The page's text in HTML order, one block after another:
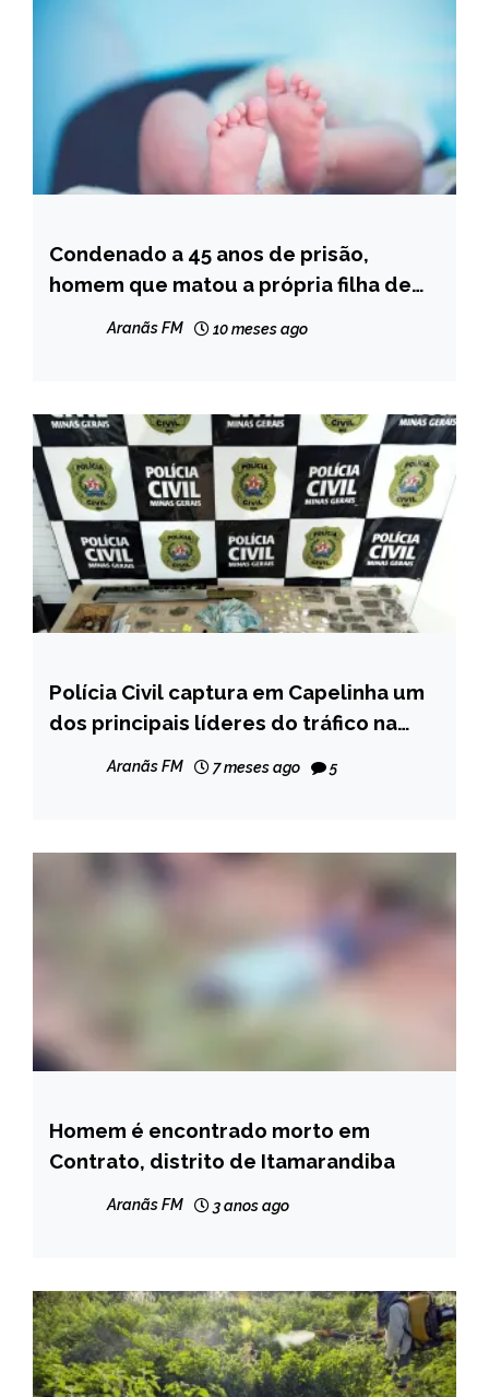
MINAS
GERAIS
NOTÍCIAS
Condenado a 45 anos de prisão,
homem que matou a própria filha de
Aranãs FM 10 meses ago
CAPELINHA
NOTÍCIAS
Polícia Civil captura em Capelinha um
dos principais líderes do tráfico na
Aranãs FM 7 meses ago 5
CAPELINHA
MINAS
Homem é encontrado morto em
Contrato, distrito de Itamarandiba
Aranãs FM 3 anos ago